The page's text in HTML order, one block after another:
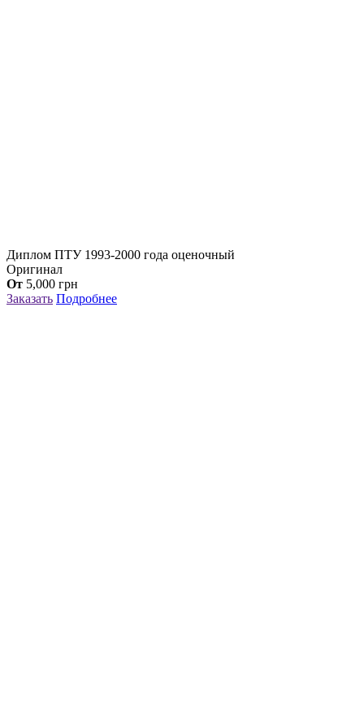
Диплом ПТУ 1993-2000 года оценочный
Оригинал
От 5,000 грн
Заказать Подробнее